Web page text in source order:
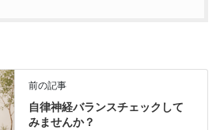
前の記事
自律神経バランスチェックして
みませんか？